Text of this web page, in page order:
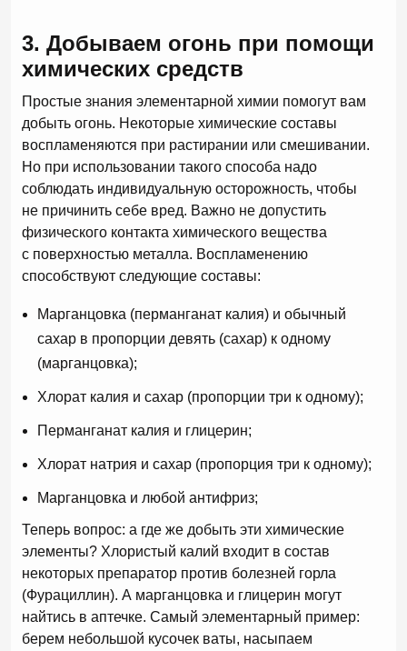
3. Добываем огонь при помощи
химических средств
Простые знания элементарной химии помогут вам
добыть огонь. Некоторые химические составы
воспламеняются при растирании или смешивании.
Но при использовании такого способа надо
соблюдать индивидуальную осторожность, чтобы
не причинить себе вред. Важно не допустить
физического контакта химического вещества
с поверхностью металла. Воспламенению
способствуют следующие составы:
Марганцовка (перманганат калия) и обычный
сахар в пропорции девять (сахар) к одному
(марганцовка);
Хлорат калия и сахар (пропорции три к одному);
Перманганат калия и глицерин;
Хлорат натрия и сахар (пропорция три к одному);
Марганцовка и любой антифриз;
Теперь вопрос: а где же добыть эти химические
элементы? Хлористый калий входит в состав
некоторых препаратор против болезней горла
(Фурациллин). А марганцовка и глицерин могут
найтись в аптечке. Самый элементарный пример:
берем небольшой кусочек ваты, насыпаем